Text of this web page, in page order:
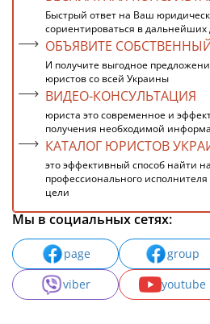
Быстрый ответ на Ваш
сориентироваться в дальнейших
ОБЪЯВИТЕ
И получите выгодное
юристов со всей Украины
ВИДЕО-КОНСУЛЬТАЦИЯ
юриста это современное и
получения необходимой
КАТАЛОГ ЮРИСТОВ
это эффективный способ найти
профессионального
цели
Мы в социальных сетях:
page group
viber
youtube